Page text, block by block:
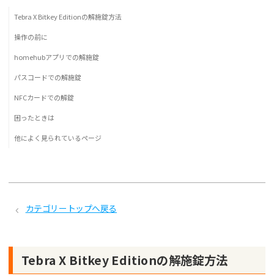
Tebra X Bitkey Editionの解施錠方法
操作の前に
homehubアプリでの解施錠
パスコードでの解施錠
NFCカードでの解錠
困ったときは
他によく見られているページ
カテゴリートップへ戻る
Tebra X Bitkey Editionの解施錠方法